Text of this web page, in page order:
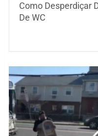
Como Desperdiçar
De WC